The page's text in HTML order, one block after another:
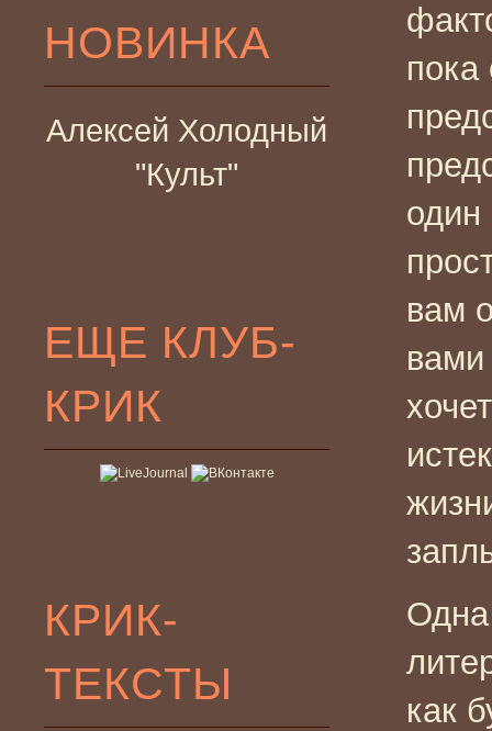
НОВИНКА
Алексей Холодный
"Культ"
ЕЩЕ КЛУБ-
КРИК
КРИК-
ТЕКСТЫ
пока
вам
вами
Одна
как